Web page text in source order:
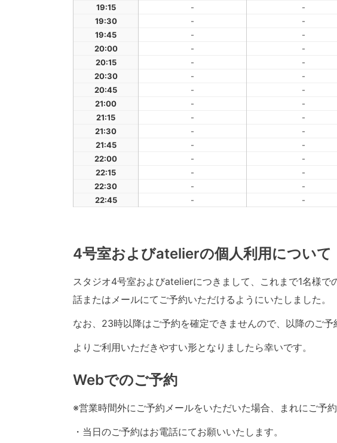
19:15
- -
19:30
- -
19:45
- -
20:00
- -
20:15
- -
20:30
- -
20:45
- -
21:00
- -
21:15
- -
21:30
- -
21:45
- -
22:00
- -
22:15
- -
22:30
- -
22:45
- -
4号室およびatelierの個人利用について
スタジオ4号室およびatelierにつきまして、これまで1名様
話またはメールにてご予約いただけるようにいたしました。
なお、23時以降はご予約を確定できませんので、以降のご
よりご利用いただきやすい形となりましたら幸いです。
Webでのご予約
※営業時間外にご予約メールをいただいた場合、まれにご予
・当日のご予約はお電話にてお願いいたします。